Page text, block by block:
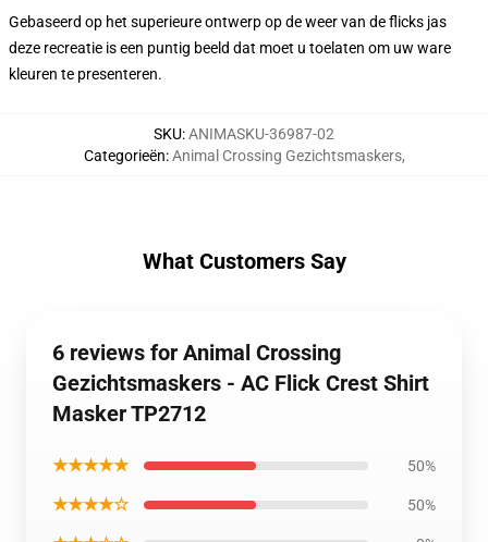
Gebaseerd op het superieure ontwerp op de weer van de flicks jas
deze recreatie is een puntig beeld dat moet u toelaten om uw ware
kleuren te presenteren.
SKU:ANIMASKU-36987-02
Categorieën:Animal Crossing Gezichtsmaskers,
What Customers Say
6 reviews for Animal Crossing
Gezichtsmaskers - AC Flick Crest Shirt
Masker TP2712
★★★★★ 50%
★★★★☆ 50%